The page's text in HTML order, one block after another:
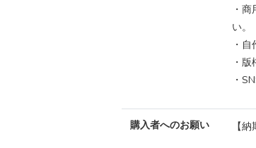
・
い。
・
・
・
購入者へのお願い 【